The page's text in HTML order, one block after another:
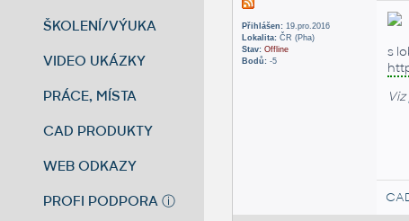
ŠKOLENÍ/VÝUKA
VIDEO UKÁZKY
PRÁCE, MÍSTA
CAD PRODUKTY
WEB ODKAZY
PROFI PODPORA ⓘ
Přihlášen:19.pro.2016
Lokalita:ČR (Pha)
Stav: Offline
Bodů:-5
s
Viz